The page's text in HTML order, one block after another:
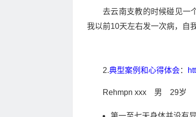
去云南支教的时候碰见一
我以前10天左右发一次病，自
2.典型案例和心得体会：
Rehmpn xxx 男 29岁